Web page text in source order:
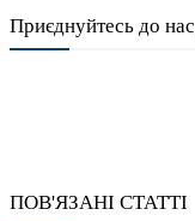
Приєднуйтесь до
ПОВ'ЯЗАНІ СТАТТІ